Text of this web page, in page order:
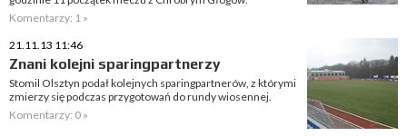
Komentarzy: 1 »
21.11.13 11:46
Znani kolejni sparingpartnerzy
Stomil Olsztyn podał kolejnych sparingpartnerów, z którymi
zmierzy się podczas przygotowań do rundy wiosennej.
Komentarzy: 0 »